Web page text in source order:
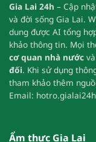
Gia Lai 24h – Cập
và đời sống Gia Lai.
dung được AI tổng
khảo thông tin. Mọi
cơ quan nhà nước và
đối. Khi sử dụng
tham khảo thêm
Email:
Ẩm thực Gia Lai